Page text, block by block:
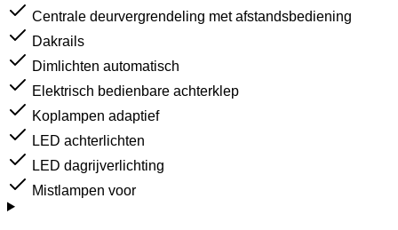
Centrale deurvergrendeling met afstandsbediening
Dakrails
Dimlichten automatisch
Elektrisch bedienbare achterklep
Koplampen adaptief
LED achterlichten
LED dagrijverlichting
Mistlampen voor